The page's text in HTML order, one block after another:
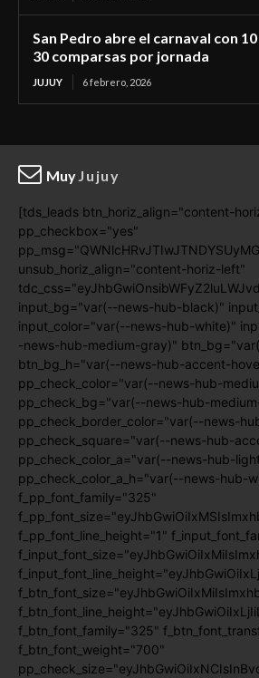
San Pedro abre el carnaval con
30 comparsas por jornada
JUJUY 6 febrero, 2026
MuyJujuy
[tds_leads btn_horiz_align="content-
pp_checkbox="yes"
unsub_horiz_align="content-horiz-left"
input_bg="var(--news-hub-black)"
input_color="var(--news-hub-white)"
-news-hub-medium-gray)"
btn_bg_h="var(--news-hub-accent-
pp_check_color="var(--news-hub-
pp_check_bg="var(--news-hub-
pp_check_border_color="var(--news-
pp_check_square="var(--news-hub-
pp_check_color_a="var(--news-hub-
pp_check_color_a_h="var(--news-hub-
f_pp_font_family="325"
f_pp_font_line_height="1"
f_btn_font_family="325"
f_btn_font_weight="700"